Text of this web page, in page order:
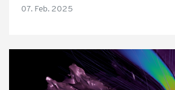
07. Feb. 2025